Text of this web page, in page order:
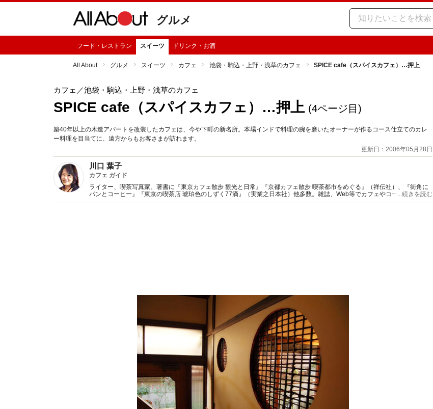
グルメ
フード・レストラン スイーツ ドリンク・お酒
All About グルメ スイーツ カフェ 池袋・駒込・上野・浅草のカフェ SPICE cafe（スパイスカフェ）…押上
カフェ ／池袋・駒込・上野・浅草のカフェ
SPICE cafe（スパイスカフェ）…押上 (4ページ目)
築40年以上の木造アパートを改装したカフェは、今や下町の新名所。本場インドで料理の腕を磨いたオーナーが作るコース仕立てのカレ
ー料理を目当てに、遠方からもお客さまが訪れます。
更新日：2006年05月28日
川口 葉子
カフェ ガイド
ライター、喫茶写真家。著書に『東京カフェ散歩 観光と日常』『京都カフェ散歩 喫茶都市をめぐる』（祥伝社）、『街角に
パンとコーヒー』『東京の喫茶店 琥珀色のしずく77滴』（実業之日本社）他多数。雑誌、Web等でカフェやコーヒー特集の
監修、記事執筆多数。Webサイト『東京カフェマニア』主宰。
...続きを読む